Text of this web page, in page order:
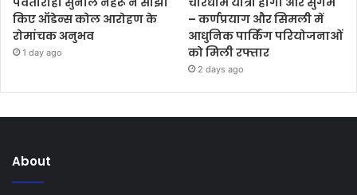
किए ऑडेन्स कोल आरोहण के
रोमांचक अनुभव
1 day ago
– कर्णप्रयाग और सिमली में
आधुनिक पार्किंग परियोजनाओं
को मिली रफ्तार
2 days ago
About